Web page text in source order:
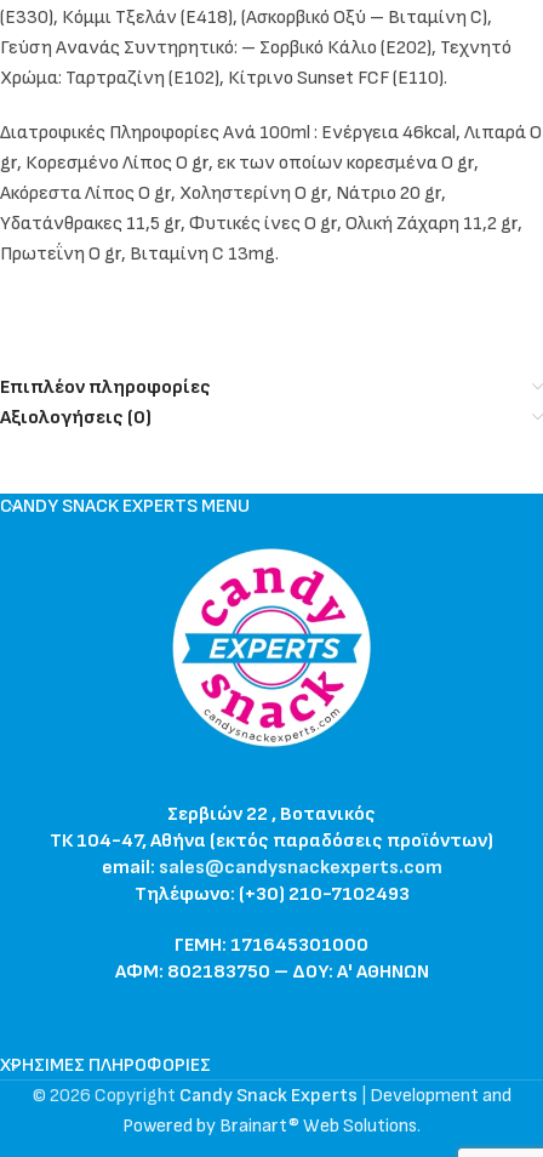
(E330), Κόμμι Τξελάν (E418), (Ασκορβικό Οξύ – Βιταμίνη C),
Γεύση Ανανάς Συντηρητικό: – Σορβικό Κάλιο (E202), Τεχνητό
Χρώμα: Ταρτραζίνη (Ε102), Κίτρινο Sunset FCF (E110).
Διατροφικές Πληροφορίες Ανά 100ml : Ενέργεια 46kcal, Λιπαρά Ο
gr, Κορεσμένο Λίπος Ο gr, εκ των οποίων κορεσμένα Ο gr,
Ακόρεστα Λίπος Ο gr, Χοληστερίνη Ο gr, Νάτριο 20 gr,
Υδατάνθρακες 11,5 gr, Φυτικές ίνες Ο gr, Ολική Ζάχαρη 11,2 gr,
Πρωτεΐνη Ο gr, Βιταμίνη C 13mg.
Επιπλέον πληροφορίες
Αξιολογήσεις (0)
CANDY SNACK EXPERTS MENU
Σερβιών 22 , Βοτανικός
ΤΚ 104-47, Αθήνα (εκτός παραδόσεις προϊόντων)
email: sales@candysnackexperts.com
Τηλέφωνο: (+30) 210-7102493
ΓΕΜΗ: 171645301000
ΑΦΜ: 802183750 – ΔΟΥ: Α' ΑΘΗΝΩΝ
ΧΡΉΣΙΜΕΣ ΠΛΗΡΟΦΟΡΊΕΣ
© 2026 Copyright Candy Snack Experts
Development and
Powered by Brainart® Web Solutions.